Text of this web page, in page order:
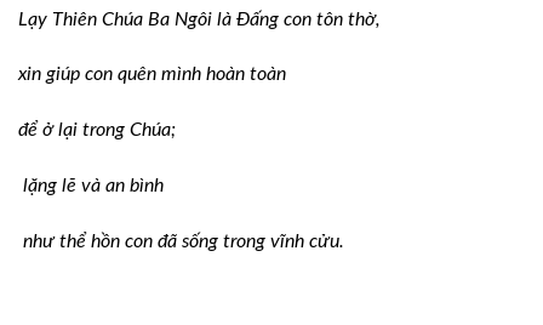
Lạy Thiên Chúa Ba Ngôi là Đấng con tôn thờ,
xin giúp con quên mình hoàn toàn
để ở lại trong Chúa;
lặng lẽ và an bình
như thể hồn con đã sống trong vĩnh cửu.